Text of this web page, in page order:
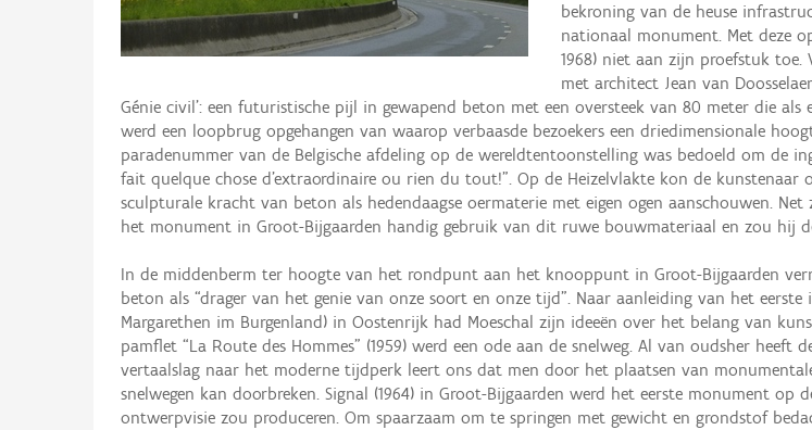
bekroning van de heuse
nationaal monument. Met deze
1968) niet aan zijn proefstuk toe.
met architect Jean van
Génie civil’: een futuristische pijl in gewapend beton met een oversteek van 80 meter die
werd een loopbrug opgehangen van waarop verbaasde bezoekers een driedimensionale
paradenummer van de Belgische afdeling op de wereldtentoonstelling was bedoeld om de
fait quelque chose d’extraordinaire ou rien du tout!”. Op de Heizelvlakte kon de
sculpturale kracht van beton als hedendaagse oermaterie met eigen ogen aanschouwen.
het monument in Groot-Bijgaarden handig gebruik van dit ruwe bouwmateriaal en zou hij
In de middenberm ter hoogte van het rondpunt aan het knooppunt in Groot-Bijgaarden
beton als “drager van het genie van onze soort en onze tijd”. Naar aanleiding van het
Margarethen im Burgenland) in Oostenrijk had Moeschal zijn ideeën over het belang van
pamflet “La Route des Hommes” (1959) werd een ode aan de snelweg. Al van oudsher
vertaalslag naar het moderne tijdperk leert ons dat men door het plaatsen van
snelwegen kan doorbreken. Signal (1964) in Groot-Bijgaarden werd het eerste monument op
ontwerpvisie zou produceren. Om spaarzaam om te springen met gewicht en grondstof